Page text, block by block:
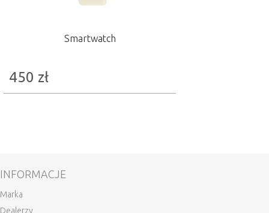
Smartwatch
450 zł
INFORMACJE
Marka
Dealerzy